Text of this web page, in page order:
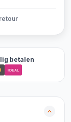
betalen
iDEAL